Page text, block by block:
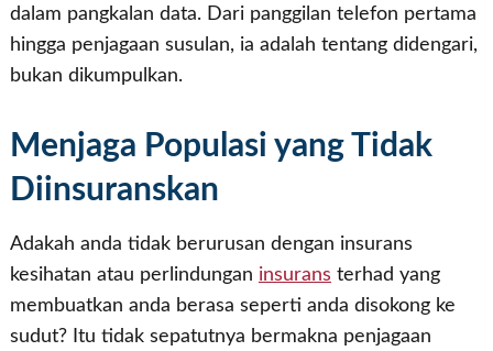
dalam pangkalan data. Dari panggilan telefon pertama
hingga penjagaan susulan, ia adalah tentang didengari,
bukan dikumpulkan.
Menjaga Populasi yang Tidak
Diinsuranskan
Adakah anda tidak berurusan dengan insurans
kesihatan atau perlindungan insurans terhad yang
membuatkan anda berasa seperti anda disokong ke
sudut? Itu tidak sepatutnya bermakna penjagaan